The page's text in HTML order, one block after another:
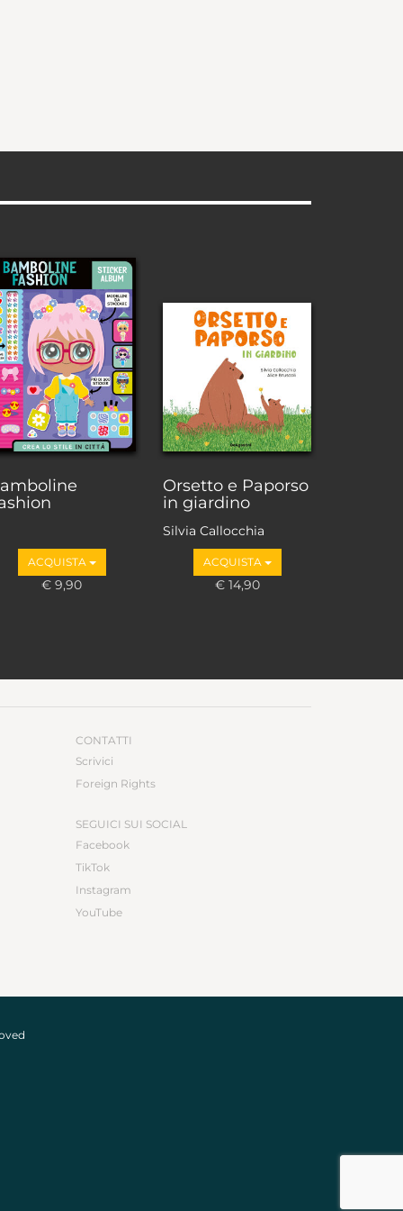
ACQUISTA
€ 9,90
Orsetto e Paporso
in giardino
Silvia Callocchia
ACQUISTA
€ 14,90
CONTATTI
Scrivici
Foreign Rights
SEGUICI SUI SOCIAL
Facebook
TikTok
Instagram
YouTube